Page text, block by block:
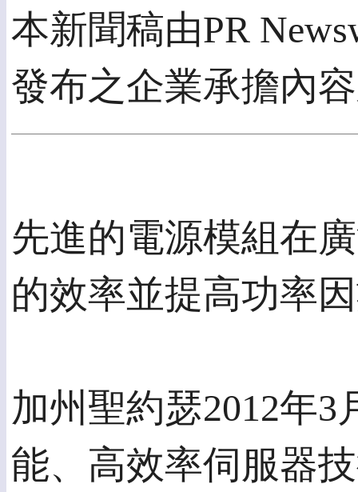
本新聞稿由PR
發布之企業承擔內
先進的電源模組在
的效率並提高功率
加州聖約瑟2012年3
能、高效率伺服器